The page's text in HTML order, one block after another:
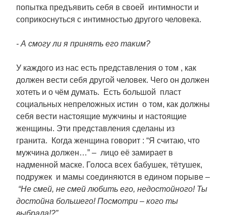
попытка предъявить себя в своей интимности и
соприкоснуться с интимностью другого человека.
- А смогу ли я принять его таким?
У каждого из нас есть представления о том , как
должен вести себя другой человек. Чего он должен
хотеть и о чём думать. Есть большой пласт
социальных непреложных истин о том, как должны
себя вести настоящие мужчины и настоящие
женщины. Эти представления сделаны из
гранита. Когда женщина говорит : “Я считаю, что
мужчина должен…” – лицо её замирает в
надменной маске. Голоса всех бабушек, тётушек,
подружек и мамы соединяются в едином порыве –
“Не смей, не смей любить его, недостойного! Ты
достойна большего! Посмотри – кого ты
выбрала!?”